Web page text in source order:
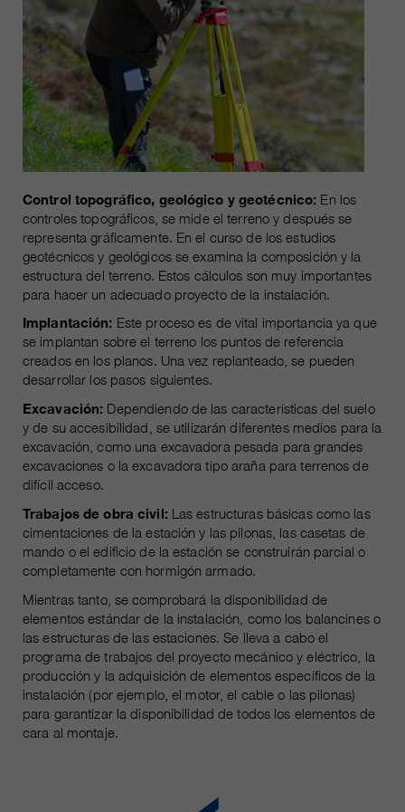
Control topográfico, geológico y geotécnico: En los
controles topográficos, se mide el terreno y después se
representa gráficamente. En el curso de los estudios
geotécnicos y geológicos se examina la composición y la
estructura del terreno. Estos cálculos son muy importantes
para hacer un adecuado proyecto de la instalación.
Implantación: Este proceso es de vital importancia ya que
se implantan sobre el terreno los puntos de referencia
creados en los planos. Una vez replanteado, se pueden
desarrollar los pasos siguientes.
Excavación: Dependiendo de las características del suelo
y de su accesibilidad, se utilizarán diferentes medios para la
excavación, como una excavadora pesada para grandes
excavaciones o la excavadora tipo araña para terrenos de
difícil acceso.
Trabajos de obra civil:Las estructuras básicas como las
cimentaciones de la estación y las pilonas, las casetas de
mando o el edificio de la estación se construirán parcial o
completamente con hormigón armado.
Mientras tanto, se comprobará la disponibilidad de
elementos estándar de la instalación, como los balancines o
las estructuras de las estaciones. Se lleva a cabo el
programa de trabajos del proyecto mecánico y eléctrico, la
producción y la adquisición de elementos específicos de la
instalación (por ejemplo, el motor, el cable o las pilonas)
para garantizar la disponibilidad de todos los elementos de
cara al montaje.
clientes/ socios.